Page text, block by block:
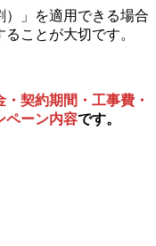
）」を適用できる場合
ことが大切です。
・契約期間・工事費・
ペーン内容です。